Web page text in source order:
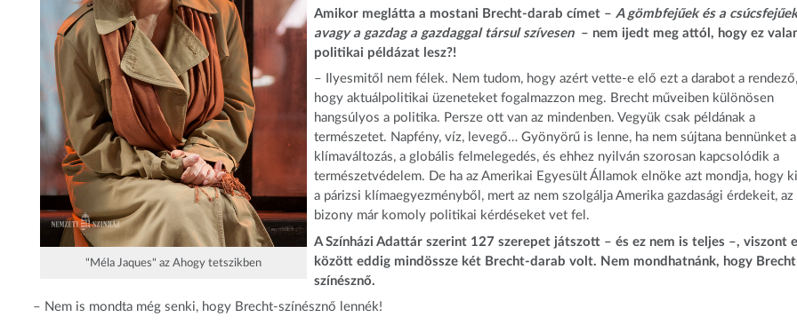
"Méla Jaques" az Ahogy tetszikben
Amikor meglátta a mostani Brecht-darab címet – A gömbfejűek és a csúcsfejűek
avagy a gazdag a gazdaggal társul szívesen – nem ijedt meg attól, hogy ez
politikai példázat lesz?!
– Ilyesmitől nem félek. Nem tudom, hogy azért vette-e elő ezt a darabot a rendező,
hogy aktuálpolitikai üzeneteket fogalmazzon meg. Brecht műveiben különösen
hangsúlyos a politika. Persze ott van az mindenben. Vegyük csak példának a
természetet. Napfény, víz, levegő… Gyönyörű is lenne, ha nem sújtana bennünket a
klímaváltozás, a globális felmelegedés, és ehhez nyilván szorosan kapcsolódik a
természetvédelem. De ha az Amerikai Egyesült Államok elnöke azt mondja, hogy
a párizsi klímaegyezményből, mert az nem szolgálja Amerika gazdasági érdekeit, az
bizony már komoly politikai kérdéseket vet fel.
A Színházi Adattár szerint 127 szerepet játszott – és ez nem is teljes –, viszont
között eddig mindössze két Brecht-darab volt. Nem mondhatnánk, hogy
színésznő.
– Nem is mondta még senki, hogy Brecht-színésznő lennék!